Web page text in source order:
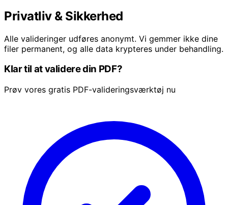
Privatliv & Sikkerhed
Alle valideringer udføres anonymt. Vi gemmer ikke dine
filer permanent, og alle data krypteres under behandling.
Klar til at validere din PDF?
Prøv vores gratis PDF-valideringsværktøj nu